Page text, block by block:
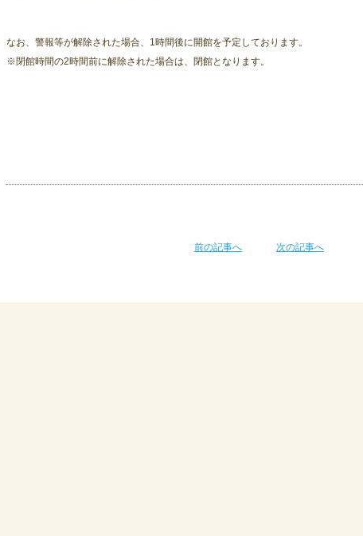
なお、警報等が解除された場合、1時間後に開館を予定しております。
※閉館時間の2時間前に解除された場合は、閉館となります。
前の記事へ 次の記事へ